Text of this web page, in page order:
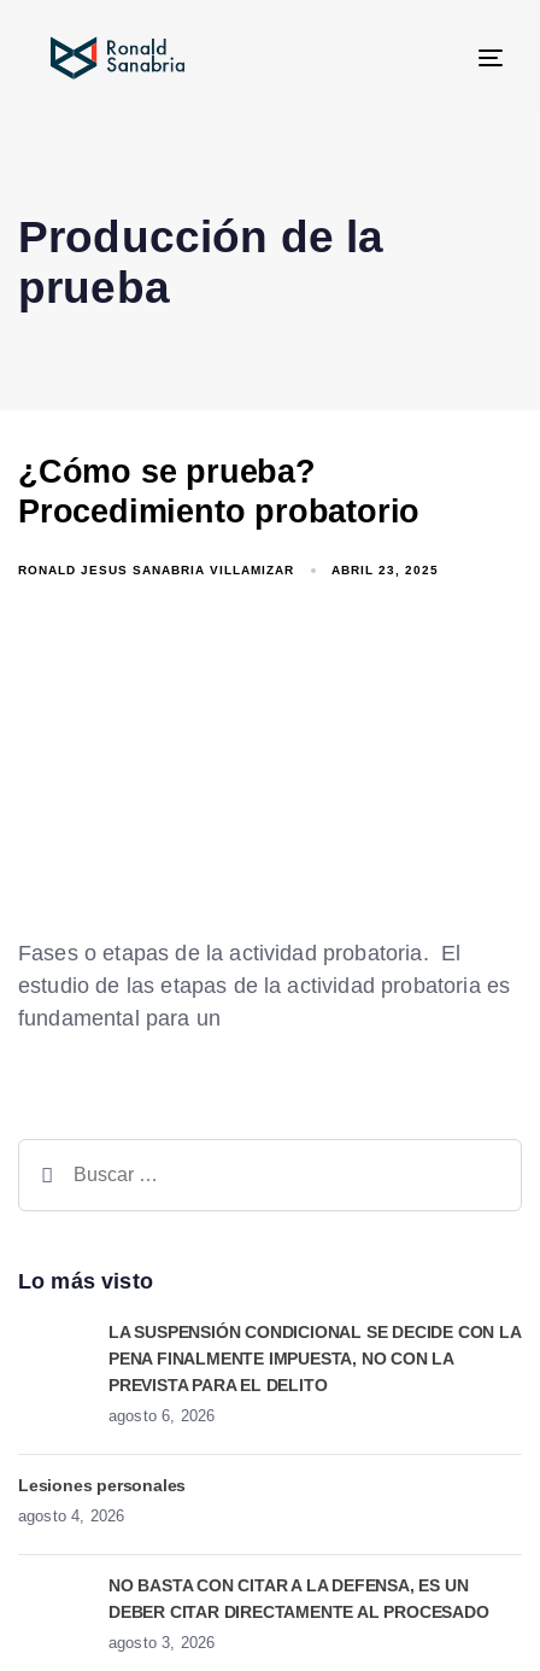
Producción de la
prueba
¿Cómo se prueba?
Procedimiento probatorio
RONALD JESUS SANABRIA VILLAMIZAR ABRIL 23, 2025
Fases o etapas de la actividad probatoria. El
estudio de las etapas de la actividad probatoria es
fundamental para un
Lo más visto
LA SUSPENSIÓN CONDICIONAL SE DECIDE CON LA
PENA FINALMENTE IMPUESTA, NO CON LA
PREVISTA PARA EL DELITO
agosto 6, 2026
Lesiones personales
agosto 4, 2026
NO BASTA CON CITAR A LA DEFENSA, ES UN
DEBER CITAR DIRECTAMENTE AL PROCESADO
agosto 3, 2026